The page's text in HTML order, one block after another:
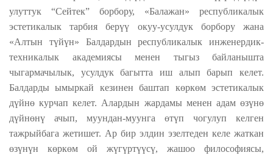
улуттук “Сейтек” борбору, «Балажан» республикалык
эстетикалык тарбия берүү окуу-усулдук борбору жана
«Алтын түйүн» Балдардын республикалык инженердик-
техникалык академиясы менен тыгыз байланышта
чыгармачылык, усулдук багытта иш алып барып келет.
Балдарды ымыркай кезинен баштап көркөм эстетикалык
дүйнө курчап келет. Алардын жардамы менен адам өзүнө
дүйнөнү ачып, муундан-муунга өтүп чогулуп келген
тажрыйбага жетишет. Ар бир элдин эзелтеден келе жаткан
өзүнүн көркөм ой жүгүртүүсү, жашоо философиясы,